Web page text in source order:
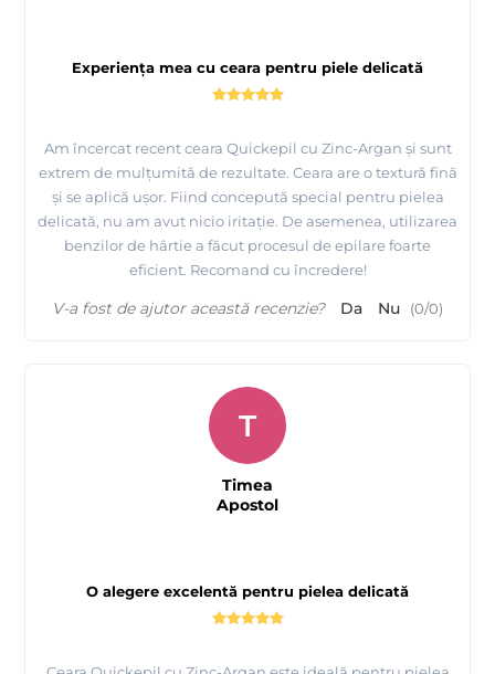
Experiența mea cu ceara pentru piele delicată
Am încercat recent ceara Quickepil cu Zinc-Argan și sunt
extrem de mulțumită de rezultate. Ceara are o textură fină
și se aplică ușor. Fiind concepută special pentru pielea
delicată, nu am avut nicio iritație. De asemenea, utilizarea
benzilor de hârtie a făcut procesul de epilare foarte
eficient. Recomand cu încredere!
V-a fost de ajutor această recenzie? Da Nu (0/0)
O alegere excelentă pentru pielea delicată
T
Timea
Apostol